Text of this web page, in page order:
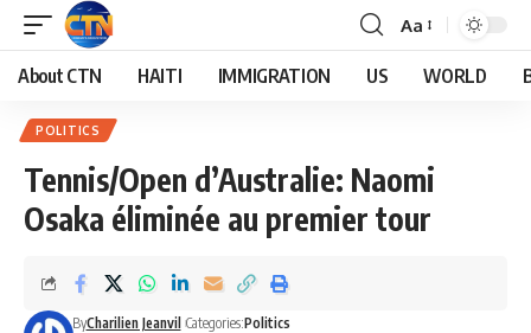
Aa
About CTN HAITI IMMIGRATION US WORLD
POLITICS
Tennis/Open d’Australie: Naomi
Osaka éliminée au premier tour
ByCharilien Jeanvil Categories:Politics